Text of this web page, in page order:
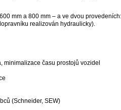
mm a 800 mm – a ve dvou
realizován hydraulicky).
minimalizace času prostojů vozidel
(Schneider, SEW)